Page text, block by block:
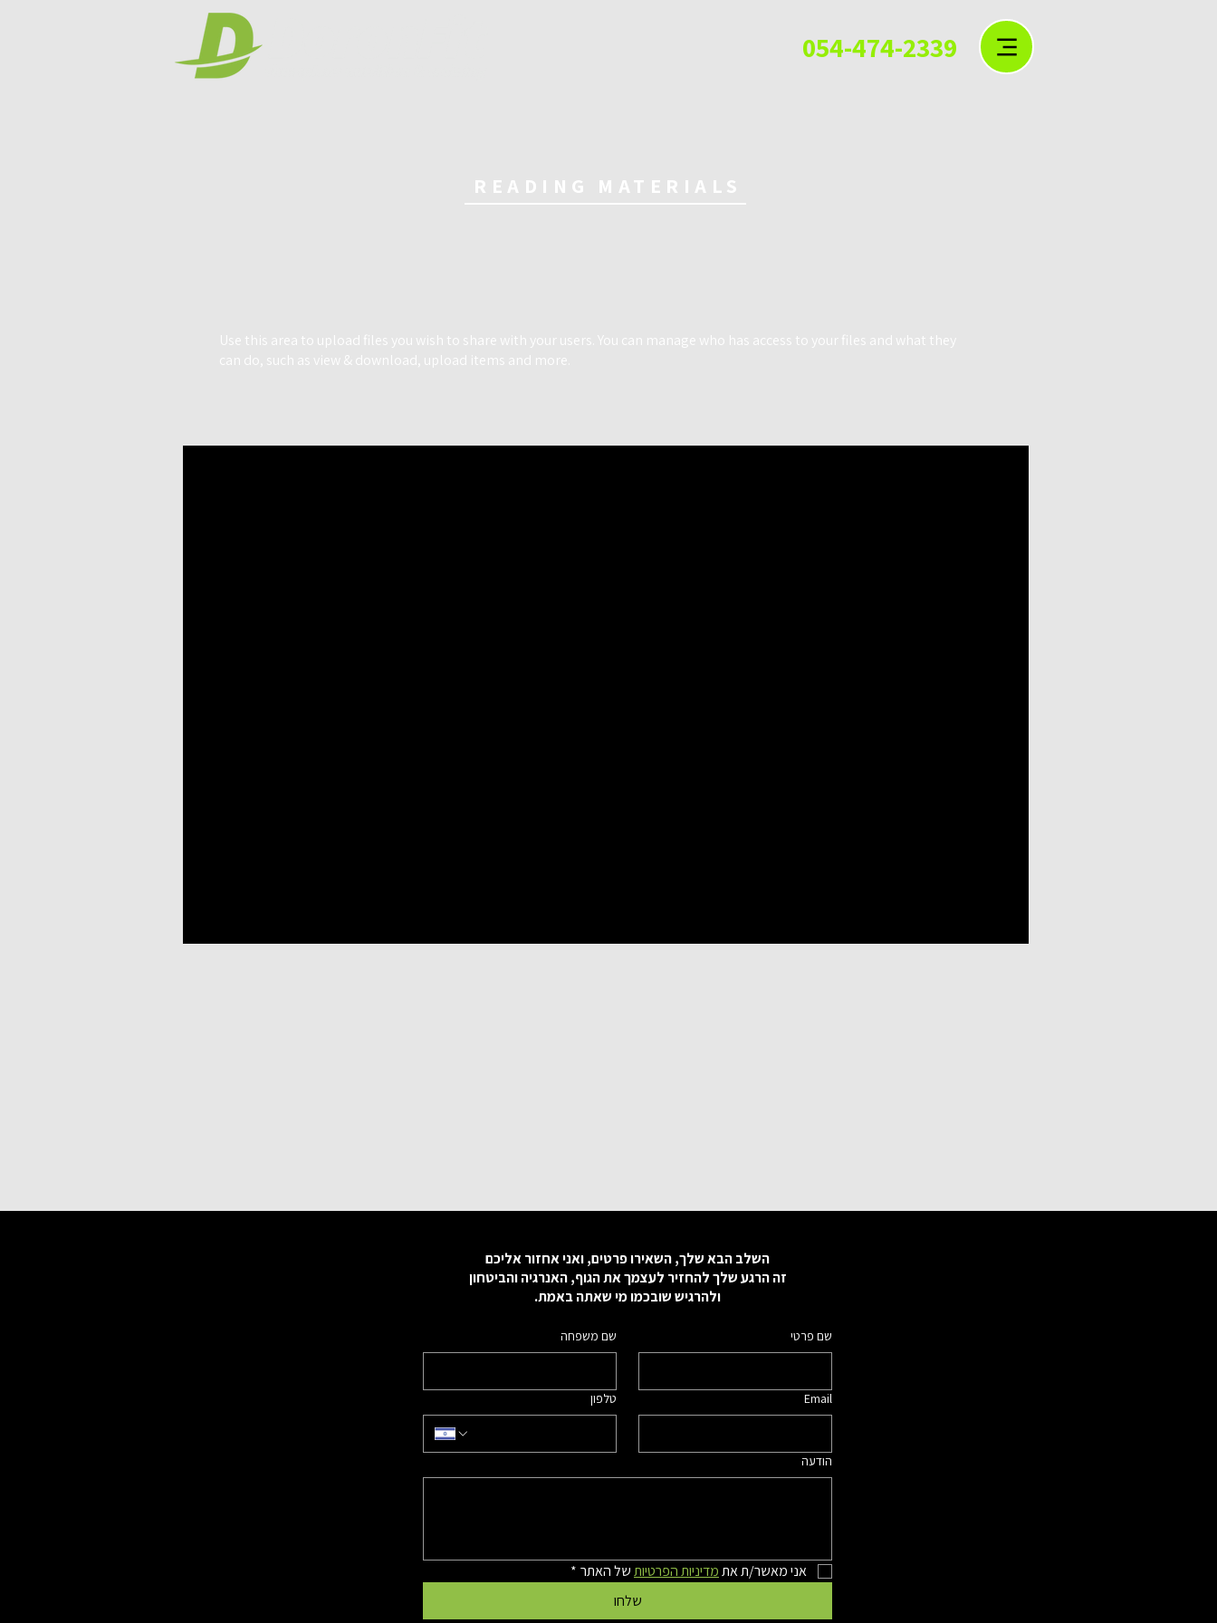
READING MATERIALS
Use this area to upload files you wish to share with your users. You can manage who has access to your files and what they
can do, such as view & download, upload items and more.
השלב הבא שלך, השאירו פרטים, ואני אחזור אליכם
זה הרגע שלך להחזיר לעצמך את הגוף, האנרגיה והביטחון
ולהרגיש שובכמו מי שאתה באמת.
שם פרטי שם משפחה
Email טלפון
הודעה
אני מאשר/ת את מדיניות הפרטיות של האתר *
שלחו